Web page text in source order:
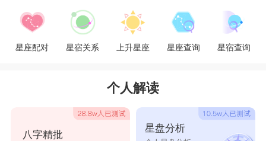
烈热衷结婚，总是出人意料的顺利，恰巧也有机会
遇见未来的另一半。
狮子座：29岁
乐及事业上，结婚都是次要的。到30岁前恋爱运才
会再度升起，狮子座事业相对稳定下来，跟着来的
便是结婚运，开始考虑自己的人生大事，总希望成
星座配对 星宿关系 上升星座 星座查询 星宿查询
个人解读
八字精批
星盘分析